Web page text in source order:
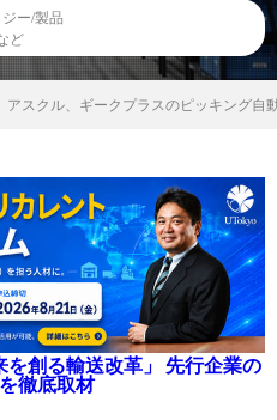
ー/製品
ど
アスクル、ギークプラスのピッキング自
創る輸送改革」 先行企業の
徹底取材